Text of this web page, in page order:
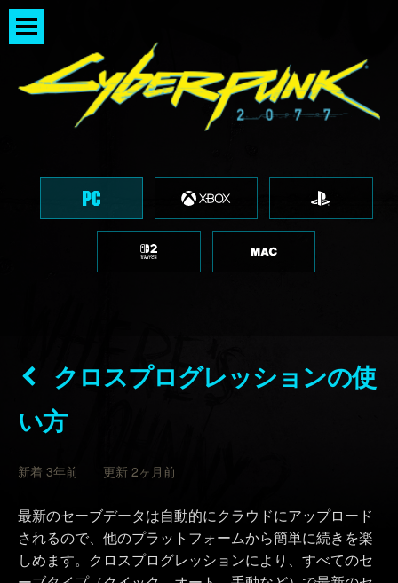
クロスプログレッションの使
い方
新着 3年前 更新 2ヶ月前
最新のセーブデータは自動的にクラウドにアップロード
されるので、他のプラットフォームから簡単に続きを楽
しめます。クロスプログレッションにより、すべてのセ